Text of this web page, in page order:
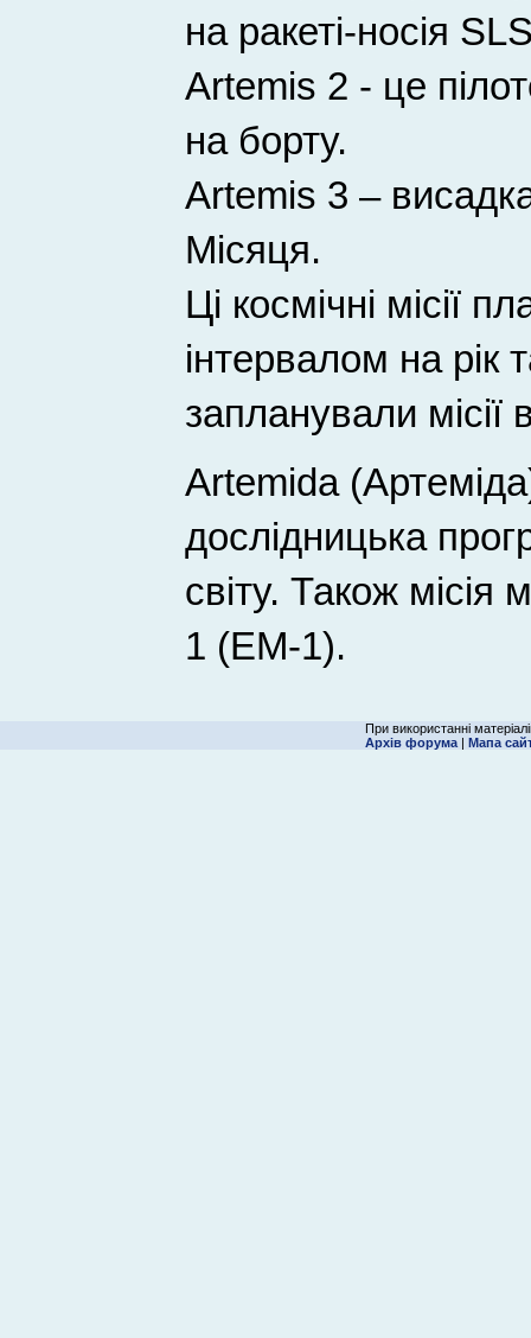
на ракеті-носія
Artemis 2 - це
на борту.
Artemis 3 –
Місяця.
Ці космічні місії
інтервалом на
запланували місії
Artemida
дослідницька
світу. Також
1 (EM-1).
При використанні
Архів форума| Мапа